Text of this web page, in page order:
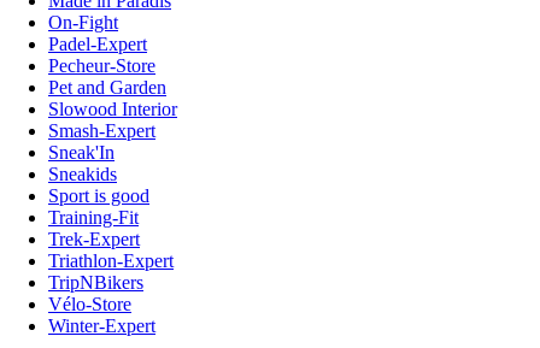
On-Fight
Padel-Expert
Pecheur-Store
Pet and Garden
Slowood Interior
Smash-Expert
Sneak'In
Sneakids
Sport is good
Training-Fit
Trek-Expert
Triathlon-Expert
TripNBikers
Vélo-Store
Winter-Expert